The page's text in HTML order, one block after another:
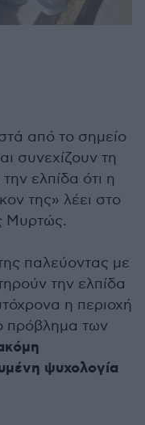
από το σημείο
συνεχίζουν τη
ελπίδα ότι η
της» λέει στο
Μυρτώς.
παλεύοντας με
την ελπίδα
η περιοχή
πρόβλημα των
ψυχολογία